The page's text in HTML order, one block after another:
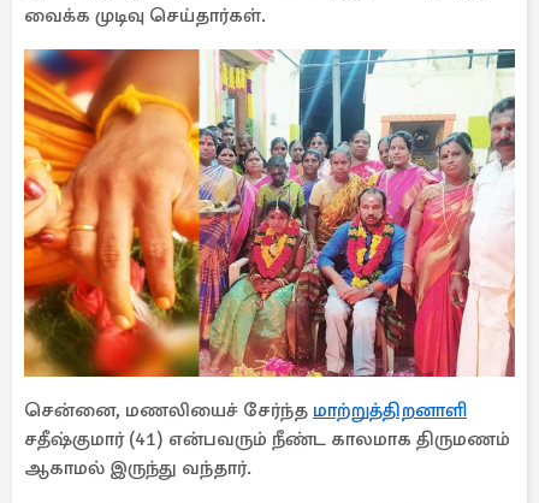
வைக்க முடிவு செய்தார்கள்.
சென்னை, மணலியைச் சேர்ந்த மாற்றுத்திறனாளி
சதீஷ்குமார் (41) என்பவரும் நீண்ட காலமாக திருமணம்
ஆகாமல் இருந்து வந்தார்.